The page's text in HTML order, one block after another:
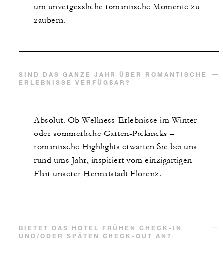
um unvergessliche romantische Momente zu
zaubern.
SIND DAS GANZE JAHR ÜBER ROMANTISCHE
ERLEBNISSE VERFÜGBAR?
Absolut. Ob Wellness-Erlebnisse im Winter
oder sommerliche Garten-Picknicks –
romantische Highlights erwarten Sie bei uns
rund ums Jahr, inspiriert vom einzigartigen
Flair unserer Heimatstadt Florenz.
BIETET DAS HOTEL FRÜHEN CHECK-IN
UND/ODER SPÄTEN CHECK-OUT AN?